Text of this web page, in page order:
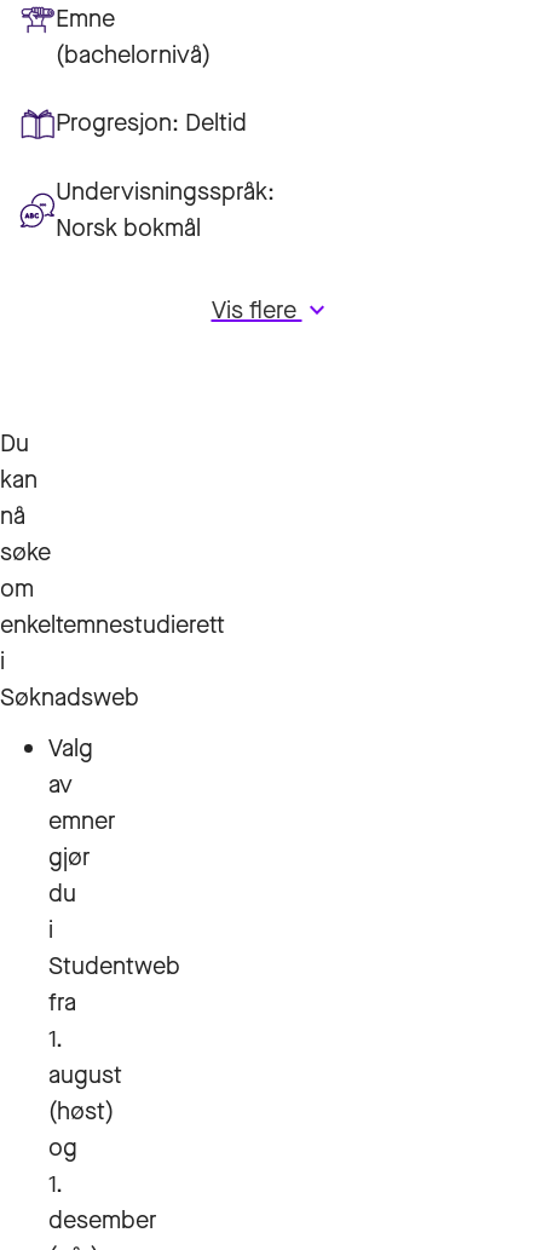
Emne
(bachelornivå)
Progresjon: Deltid
Undervisningsspråk:
Norsk bokmål
Vis flerekeyboard_arrow_down
Du
kan
nå
søke
om
enkeltemnestudierett
i
Søknadsweb
Valg
av
emner
gjør
du
i
Studentweb
fra
1.
august
(høst)
og
1.
desember